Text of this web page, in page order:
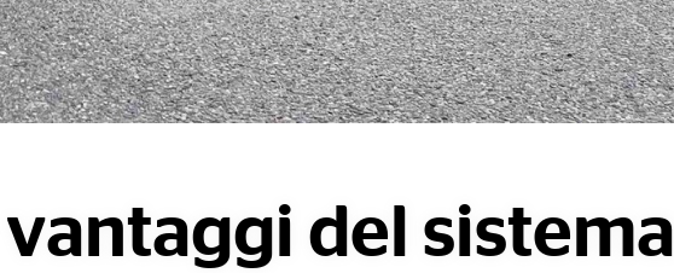
del sistema